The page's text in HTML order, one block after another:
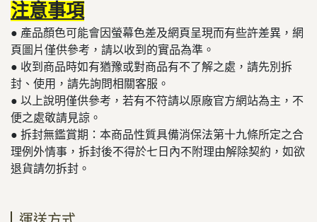
注意事項
● 產品顏色可能會因螢幕色差及網頁呈現而有些許差異，網
頁圖片僅供參考，請以收到的實品為準。
● 收到商品時如有猶豫或對商品有不了解之處，請先別拆
封、使用，請先詢問相關客服。
● 以上說明僅供參考，若有不符請以原廠官方網站為主，不
便之處敬請見諒。
​​​​​● 拆封無鑑賞期：本商品性質具備消保法第十九條所定之合
理例外情事，拆封後不得於七日內不附理由解除契約，如欲
退貨請勿拆封。